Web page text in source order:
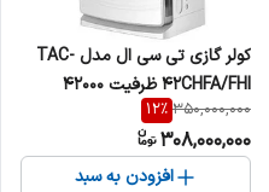
کولر گازی تی سی ال مدل TAC-
42CHFA/FHI ظرفیت 42000
350,000,000
12%
308,000,000
افزودن به سبد